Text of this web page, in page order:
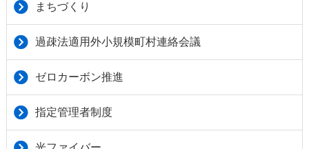
まちづくり
過疎法適用外小規模町村連絡会議
ゼロカーボン推進
指定管理者制度